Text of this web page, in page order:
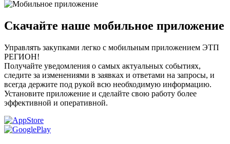
Скачайте наше мобильное приложение
Управлять закупками легко с мобильным приложением ЭТП
РЕГИОН!
Получайте уведомления о самых актуальных событиях,
следите за изменениями в заявках и ответами на запросы, и
всегда держите под рукой всю необходимую информацию.
Установите приложение и сделайте свою работу более
эффективной и оперативной.